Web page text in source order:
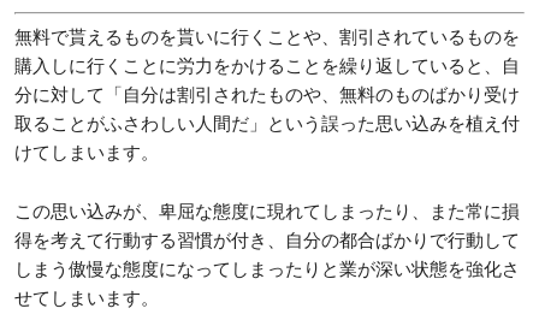
無料で貰えるものを貰いに行くことや、割引されているものを
購入しに行くことに労力をかけることを繰り返していると、自
分に対して「自分は割引されたものや、無料のものばかり受け
取ることがふさわしい人間だ」という誤った思い込みを植え付
けてしまいます。
この思い込みが、卑屈な態度に現れてしまったり、また常に損
得を考えて行動する習慣が付き、自分の都合ばかりで行動して
しまう傲慢な態度になってしまったりと業が深い状態を強化さ
せてしまいます。